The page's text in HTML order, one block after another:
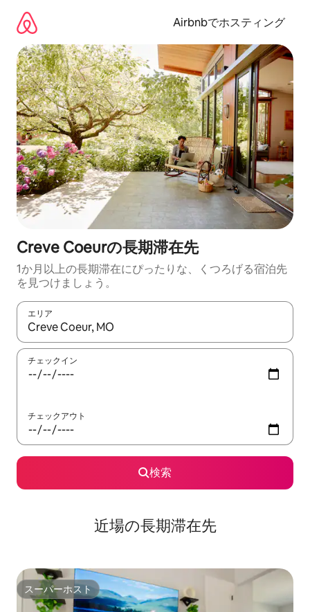
Airbnbでホスティング
Creve Coeurの長期滞在先
1か月以上の長期滞在にぴったりな、くつろげる宿泊先
を見つけましょう。
エリア
検索結果が表示されたら、上下の矢印キーを使って移動するか
チェックイン
チェックアウト
検索
近場の長期滞在先
スーパーホスト
スーパーホスト